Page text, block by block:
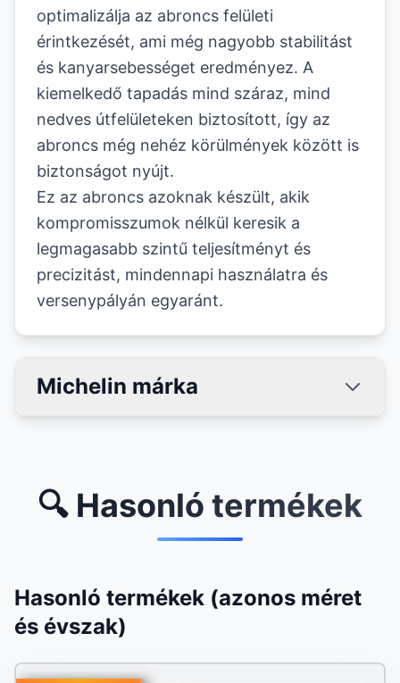
optimalizálja az abroncs felületi
érintkezését, ami még nagyobb stabilitást
és kanyarsebességet eredményez. A
kiemelkedő tapadás mind száraz, mind
nedves útfelületeken biztosított, így az
abroncs még nehéz körülmények között is
biztonságot nyújt.
Ez az abroncs azoknak készült, akik
kompromisszumok nélkül keresik a
legmagasabb szintű teljesítményt és
precizitást, mindennapi használatra és
versenypályán egyaránt.
Michelin márka
🔍 Hasonló termékek
Hasonló termékek (azonos méret
és évszak)